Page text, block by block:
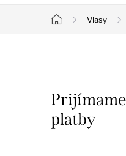
Domov
Vlasy
o
č
platby